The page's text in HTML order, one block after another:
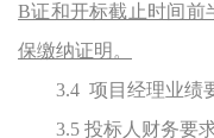
B证和开标截止时间前
保缴纳证明 。
3.4 项目经理业绩
3.5 投标人财务要求